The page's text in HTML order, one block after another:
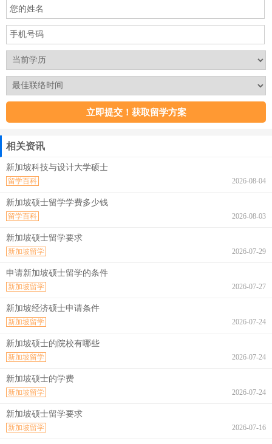
相关资讯
新加坡科技与设计大学硕士
2026-08-04
留学百科
新加坡硕士留学学费多少钱
2026-08-03
留学百科
新加坡硕士留学要求
2026-07-29
新加坡留学
申请新加坡硕士留学的条件
2026-07-27
新加坡留学
新加坡经济硕士申请条件
2026-07-24
新加坡留学
新加坡硕士的院校有哪些
2026-07-24
新加坡留学
新加坡硕士的学费
2026-07-24
新加坡留学
新加坡硕士留学要求
2026-07-16
新加坡留学